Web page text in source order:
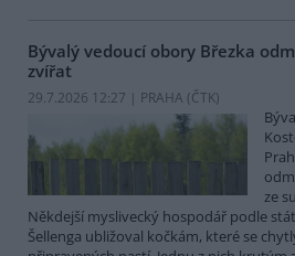
Bývalý vedoucí obory Březka
zvířat
29.7.2026 12:27 | PRAHA (ČTK)
ze
Někdejší myslivecký hospodář podle
Šellenga ubližoval kočkám, které se